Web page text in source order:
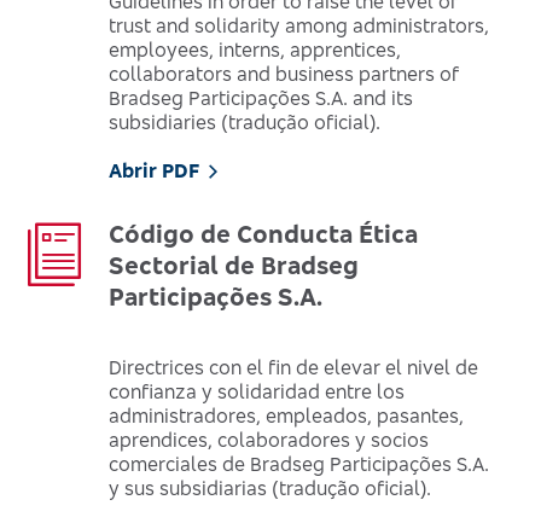
trust and solidarity among administrators,
employees, interns, apprentices,
collaborators and business partners of
Bradseg Participações S.A. and its
subsidiaries (tradução oficial).
Abrir PDF
Código de Conducta Ética
Sectorial de Bradseg
Participações S.A.
Directrices con el fin de elevar el nivel de
confianza y solidaridad entre los
administradores, empleados, pasantes,
aprendices, colaboradores y socios
comerciales de Bradseg Participações S.A.
y sus subsidiarias (tradução oficial).